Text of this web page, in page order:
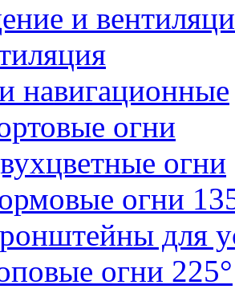
и
навигационные
огни
огни
огни
для
огни 225°